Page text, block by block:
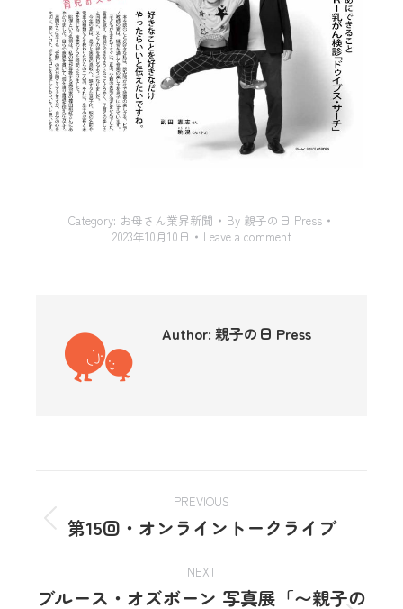
Category: お母さん業界新聞 By 親子の日 Press
2023年10月10日
Leave a comment
Author: 親子の日 Press
PREVIOUS
第15回・オンライントークライブ
NEXT
ブルース・オズボーン 写真展「〜親子の